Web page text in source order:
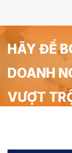
HÃY ĐỂ
DOANH
VƯỢT